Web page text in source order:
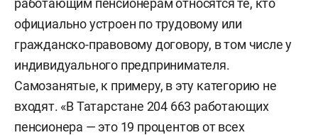
президент РФ предложил с 2025 года
индексацию трудящимся пенсионерам
возобновить. «Вопрос, который касается
миллионов наших граждан, что называется,
назрел. И сегодня у нас есть ресурсы, чтобы
начать его решение в интересах людей», —
работающим пенсионерам относятся те, кто
официально устроен по трудовому или
гражданско-правовому договору, в том числе у
индивидуального предпринимателя.
Самозанятые, к примеру, в эту категорию не
входят. «В Татарстане 204 663 работающих
пенсионера — это 19 процентов от всех